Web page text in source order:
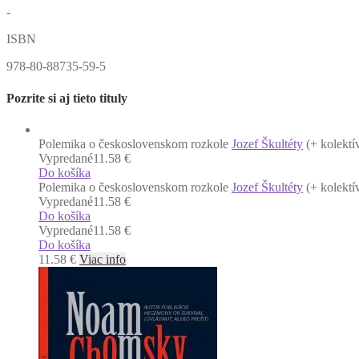
-
ISBN
978-80-88735-59-5
Pozrite si aj tieto tituly
Polemika o československom rozkole Jozef Škultéty (+
Vypredané11.58 €
Do košíka
Polemika o československom rozkole Jozef Škultéty (+
Vypredané11.58 €
Do košíka
Vypredané11.58 €
Do košíka
11.58 € Viac info